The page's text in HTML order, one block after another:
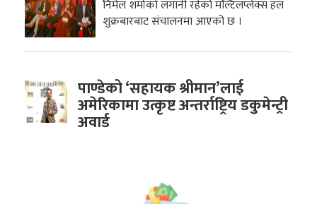
निर्मल शर्माको लगानी रहेको मल्टिलप्लेक्स हल
शुक्रबारबाट संचालनमा आएको छ ।
पाण्डेको ‘सहायक श्रीमान’लाई
अमेरिकामा उत्कृष्ट अन्तर्राष्ट्रिय डकुमेन्ट्री
अवार्ड